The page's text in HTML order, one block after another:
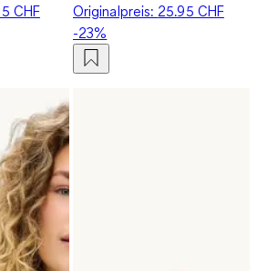
CHF
Originalpreis: 25.95 CHF
-23%